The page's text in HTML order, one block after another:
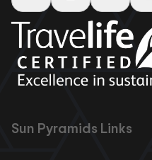
Sun Pyramids Links